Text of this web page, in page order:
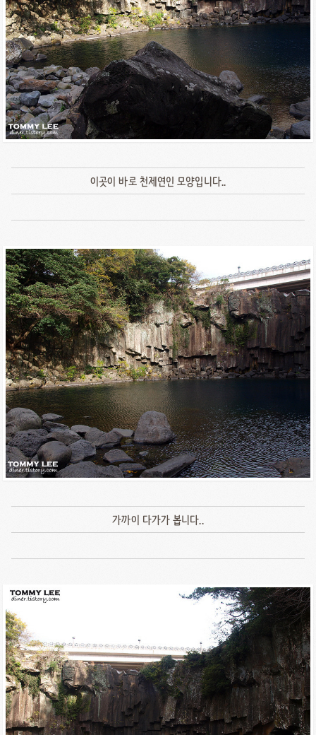
이곳이 바로 천제연인 모양입니다..
가까이 다가가 봅니다..